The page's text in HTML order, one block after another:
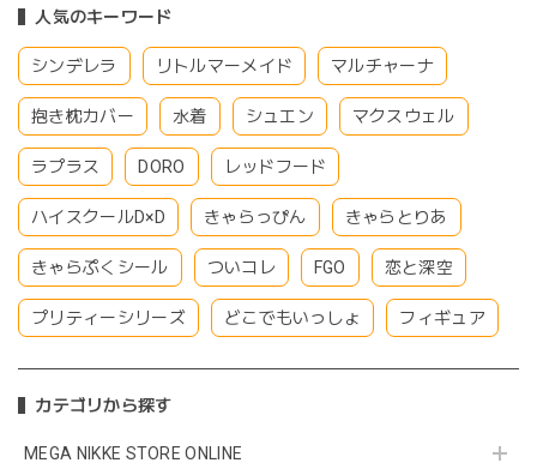
人気のキーワード
シンデレラ リトルマーメイド マルチャーナ
抱き枕カバー 水着 シュエン マクスウェル
ラプラス DORO レッドフード
ハイスクールD×D きゃらっぴん きゃらとりあ
きゃらぷくシール ついコレ FGO 恋と深空
プリティーシリーズ どこでもいっしょ フィギュア
カテゴリから探す
MEGA NIKKE STORE ONLINE